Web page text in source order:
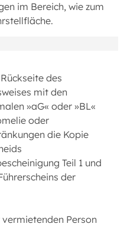
im Bereich, wie zum
des
mit den
»aG« oder »BL«
oder
die Kopie
Teil 1 und
der
Person